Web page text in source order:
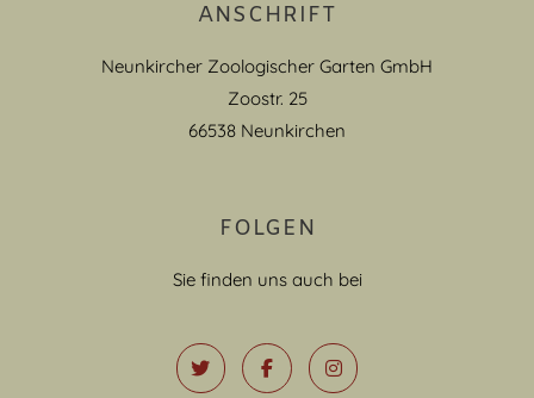
ANSCHRIFT
Neunkircher Zoologischer Garten GmbH
Zoostr. 25
66538 Neunkirchen
FOLGEN
Sie finden uns auch bei